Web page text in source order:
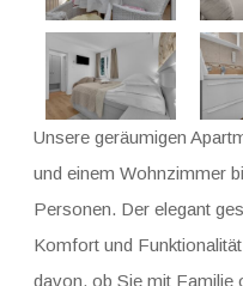
Unsere geräumigen
und einem Wohnzimmer
Personen. Der elegant
Komfort und
davon, ob Sie mit Familie